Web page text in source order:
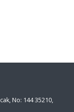
No: 144 35210,